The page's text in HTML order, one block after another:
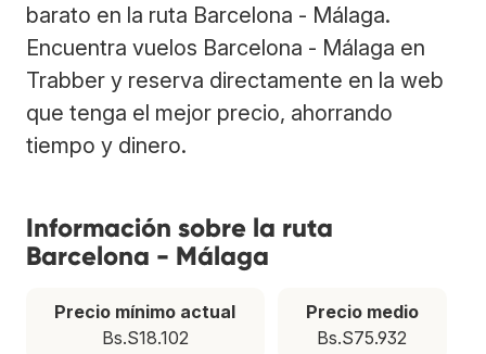
barato en la ruta Barcelona - Málaga.
Encuentra vuelos Barcelona - Málaga en
Trabber y reserva directamente en la web
que tenga el mejor precio, ahorrando
tiempo y dinero.
Información sobre la ruta
Barcelona - Málaga
Precio mínimo actual
Bs.S18.102
Precio medio
Bs.S75.932